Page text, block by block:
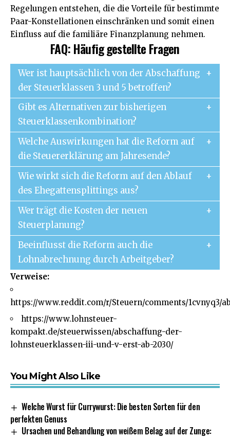
Regelungen entstehen, die die Vorteile für bestimmte
Paar-Konstellationen einschränken und somit einen
Einfluss auf die familiäre Finanzplanung nehmen.
FAQ: Häufig gestellte Fragen
Wer ist hauptsächlich von der Abschaffung
der Steuerklassen 3 und 5 betroffen?
Gibt es Alternativen zur bisherigen
Steuerklassenkombination?
Welche Auswirkungen hat die Reform auf
die Steuererklärung am Jahresende?
Wie wirkt sich die Reform auf den Ablauf
des Ehegattensplittings aus?
Wer trägt die Kosten der neuen
Steuerplanung?
Beeinflusst die Reform auch die
Lohnabrechnung durch Arbeitgeber?
Verweise:
https://www.reddit.com/r/Steuern/comments/1cvnyq3/
https://www.lohnsteuer-
kompakt.de/steuerwissen/abschaffung-der-
lohnsteuerklassen-iii-und-v-erst-ab-2030/
You Might Also Like
Welche Wurst für Currywurst: Die besten Sorten für den
perfekten Genuss
Ursachen und Behandlung von weißem Belag auf der Zunge: